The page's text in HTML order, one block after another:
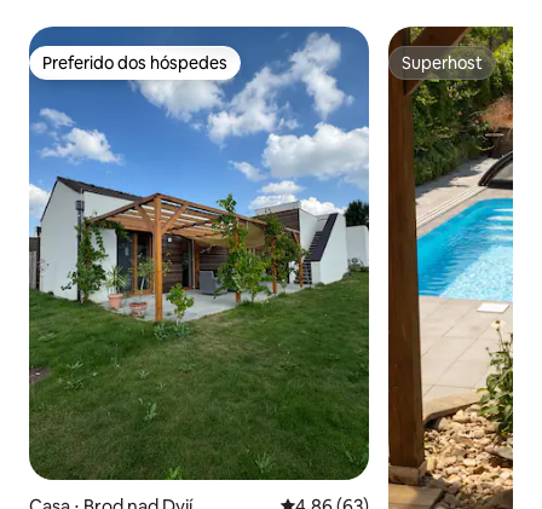
Preferido dos hóspedes
Preferido dos hóspedes Superhost
Superhost